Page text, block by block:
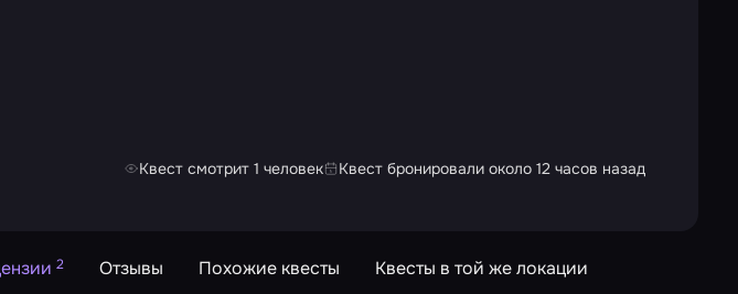
Квест смотрит 1 человек Квест бронировали около 12 часов назад
2 Отзывы Похожие квесты Квесты в той же локации